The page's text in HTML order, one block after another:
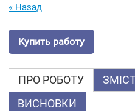
« Назад
Купить работу
ПРО РОБОТУ
ВИСНОВКИ